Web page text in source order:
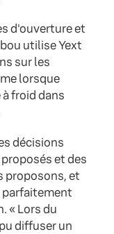
d'ouverture et
utilise Yext
sur les
lorsque
froid dans
décisions
et des
proposons, et
« Lors du
diffuser un